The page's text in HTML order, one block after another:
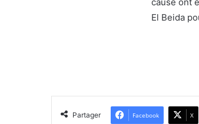
El Beida
Partager Facebook X